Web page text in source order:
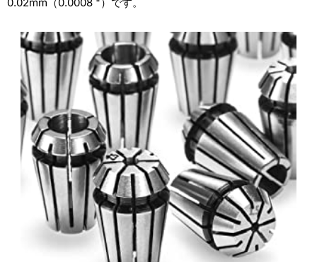
0.02mm（0.0008 "）です。